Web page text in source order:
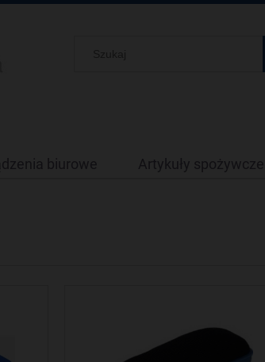
biurowe Artykuły spożywcze